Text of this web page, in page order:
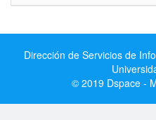
Dirección de Servicios de
© 2019 Dspace -